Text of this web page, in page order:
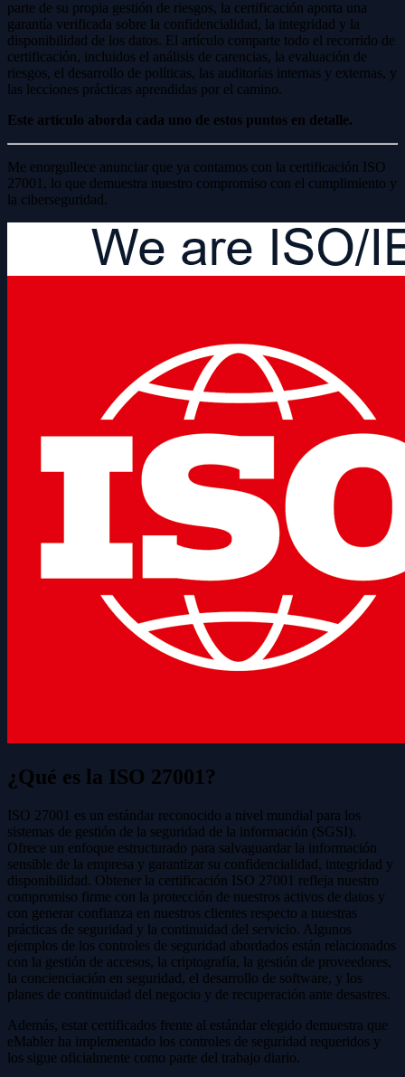
parte de su propia gestión de riesgos, la certificación aporta una
garantía verificada sobre la confidencialidad, la integridad y la
disponibilidad de los datos. El artículo comparte todo el recorrido de
certificación, incluidos el análisis de carencias, la evaluación de
riesgos, el desarrollo de políticas, las auditorías internas y externas, y
las lecciones prácticas aprendidas por el camino.
Este artículo aborda cada uno de estos puntos en detalle.
Me enorgullece anunciar que ya contamos con la certificación ISO
27001, lo que demuestra nuestro compromiso con el cumplimiento y
la ciberseguridad.
¿Qué es la ISO 27001?
ISO 27001 es un estándar reconocido a nivel mundial para los
sistemas de gestión de la seguridad de la información (SGSI).
Ofrece un enfoque estructurado para salvaguardar la información
sensible de la empresa y garantizar su confidencialidad, integridad y
disponibilidad. Obtener la certificación ISO 27001 refleja nuestro
compromiso firme con la protección de nuestros activos de datos y
con generar confianza en nuestros clientes respecto a nuestras
prácticas de seguridad y la continuidad del servicio. Algunos
ejemplos de los controles de seguridad abordados están relacionados
con la gestión de accesos, la criptografía, la gestión de proveedores,
la concienciación en seguridad, el desarrollo de software, y los
planes de continuidad del negocio y de recuperación ante desastres.
Además, estar certificados frente al estándar elegido demuestra que
eMabler ha implementado los controles de seguridad requeridos y
los sigue oficialmente como parte del trabajo diario.